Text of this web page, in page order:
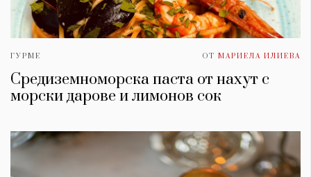
ГУРМЕ ОТ МАРИЕЛА ИЛИЕВА
Средиземноморска паста от нахут с
морски дарове и лимонов сок